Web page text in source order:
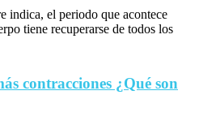
indica, el periodo que acontece
tiene recuperarse de todos los
contracciones ¿Qué son